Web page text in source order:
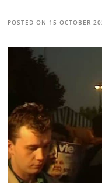
POSTED ON 15 OCTOBER